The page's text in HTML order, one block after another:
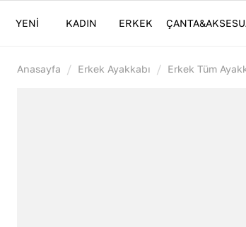
YENİ KADIN ERKEK
Anasayfa / Erkek Ayakkabı / Erkek Tüm